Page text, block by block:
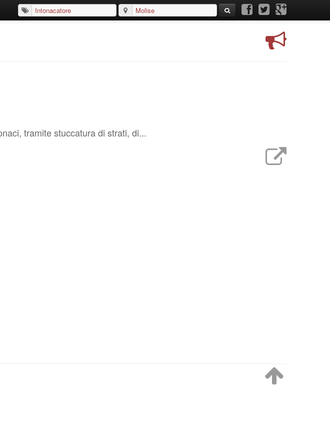
tramite stuccatura di strati, di...